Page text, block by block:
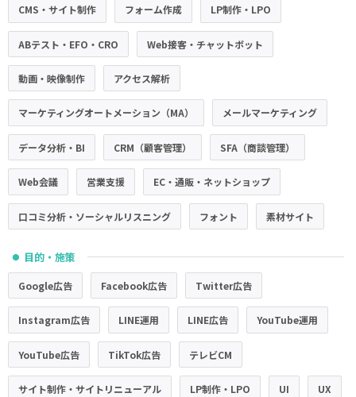
CMS・サイト制作 フォーム作成 LP制作・LPO
ABテスト・EFO・CRO Web接客・チャットボット
動画・映像制作 アクセス解析
マーケティングオートメーション（MA） メールマーケティング
データ分析・BI CRM（顧客管理） SFA（商談管理）
Web会議 営業支援 EC・通販・ネットショップ
口コミ分析・ソーシャルリスニング フォント 素材サイト
● 目的・施策
Google広告 Facebook広告 Twitter広告
Instagram広告 LINE運用 LINE広告 YouTube運用
YouTube広告 TikTok広告 テレビCM
サイト制作・サイトリニューアル LP制作・LPO UI UX